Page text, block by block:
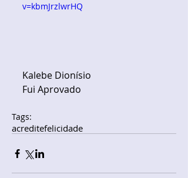
v=kbmJrzlwrHQ
Kalebe Dionísio
Fui Aprovado
Tags:
acreditefelicidade